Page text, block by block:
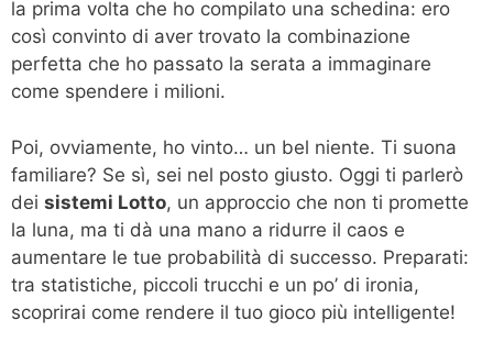
la prima volta che ho compilato una schedina: ero
così convinto di aver trovato la combinazione
perfetta che ho passato la serata a immaginare
come spendere i milioni.
Poi, ovviamente, ho vinto… un bel niente. Ti suona
familiare? Se sì, sei nel posto giusto. Oggi ti parlerò
dei sistemi Lotto, un approccio che non ti promette
la luna, ma ti dà una mano a ridurre il caos e
aumentare le tue probabilità di successo. Preparati:
tra statistiche, piccoli trucchi e un po’ di ironia,
scoprirai come rendere il tuo gioco più intelligente!